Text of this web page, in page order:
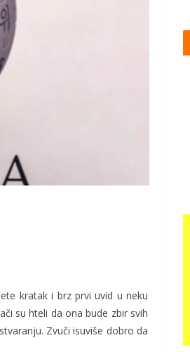
kratak i brz prvi uvid u neku
su hteli da ona bude zbir svih
Zvuči isuviše dobro da